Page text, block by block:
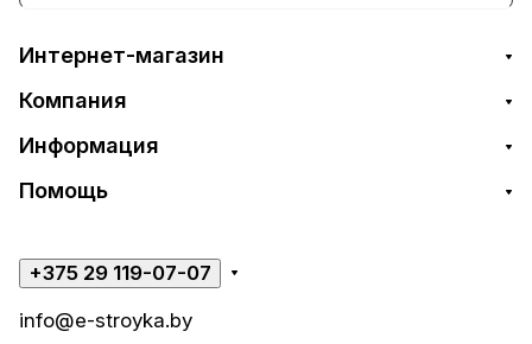
Интернет-магазин
Компания
Информация
Помощь
+375 29 119-07-07
info@e-stroyka.by